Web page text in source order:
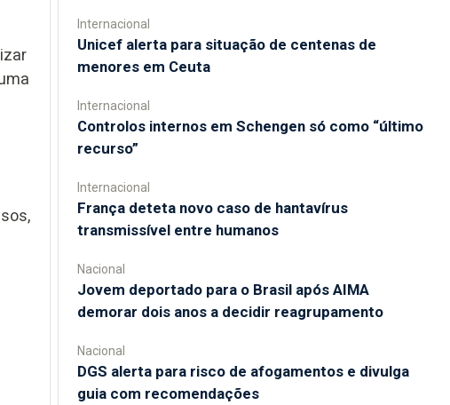
Internacional
Unicef alerta para situação de centenas de
menores em Ceuta
Internacional
Controlos internos em Schengen só como “último
recurso”
Internacional
França deteta novo caso de hantavírus
transmissível entre humanos
Nacional
Jovem deportado para o Brasil após AIMA
demorar dois anos a decidir reagrupamento
Nacional
DGS alerta para risco de afogamentos e divulga
guia com recomendações